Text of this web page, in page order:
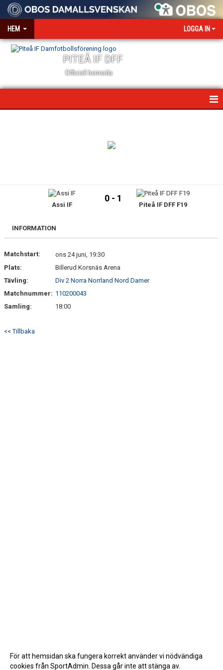
HEM LOGGA IN
PITEÅ IF DFF
Officiell hemsida
BILJETTER OCH SÄSONGSKORT
PITEENERGI PRE CAMP 2026
Assi IF
0 - 1
Piteå IF DFF F19
INFORMATION
Matchstart:
ons 24 juni, 19:30
Plats:
Billerud Korsnäs Arena
Tävling:
Div 2 Norra Norrland Nord Damer
Matchnummer: 110200043
Samling:
18:00
<< Tillbaka
För att hemsidan ska fungera korrekt använder vi nödvändiga
cookies från SportAdmin. Dessa går inte att stänga av.